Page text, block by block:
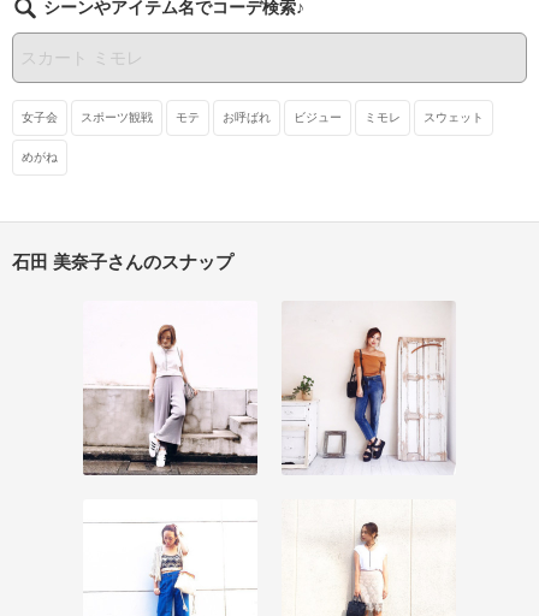
シーンやアイテム名でコーデ検索♪
女子会 スポーツ観戦 モテ お呼ばれ ビジュー ミモレ スウェット
めがね
石田 美奈子さんのスナップ